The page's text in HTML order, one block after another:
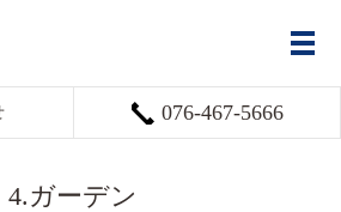
076-467-5666
メ
4.ガーデン